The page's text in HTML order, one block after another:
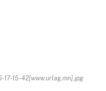
15-42[www.urlag.mn].jpg